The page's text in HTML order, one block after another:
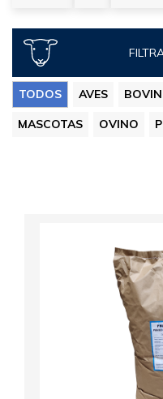
TODOS AVES
MASCOTAS OVINO